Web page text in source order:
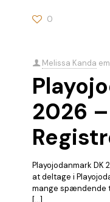
0
Melissa Kanda em
2026 –
Playojodanmark DK
at deltage i
mange spændende
[…]